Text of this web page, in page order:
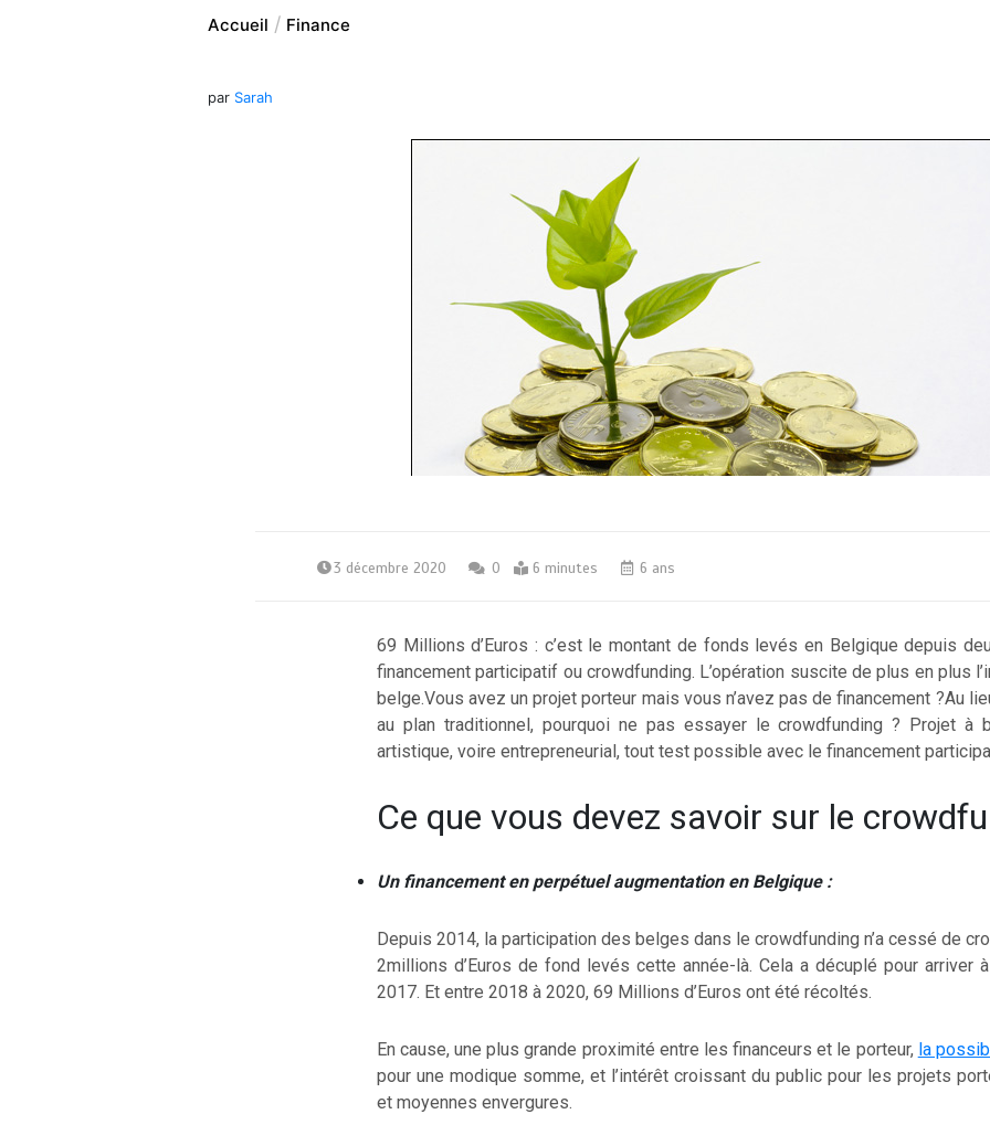
Accueil Finance
par Sarah
3 décembre 2020 0 6 minutes 6 ans
69 Millions d’Euros : c’est le montant de fonds levés en Belgique depuis
financement participatif ou crowdfunding. L’opération suscite de plus en plus
belge.Vous avez un projet porteur mais vous n’avez pas de financement ?Au
au plan traditionnel, pourquoi ne pas essayer le crowdfunding ? Projet à
artistique, voire entrepreneurial, tout test possible avec le financement
Ce que vous devez savoir sur le
Un financement en perpétuel augmentation en Belgique :
Depuis 2014, la participation des belges dans le crowdfunding n’a cessé de
2millions d’Euros de fond levés cette année-là. Cela a décuplé pour arriver
2017. Et entre 2018 à 2020, 69 Millions d’Euros ont été récoltés.
En cause, une plus grande proximité entre les financeurs et le porteur, la
pour une modique somme, et l’intérêt croissant du public pour les projets
et moyennes envergures.